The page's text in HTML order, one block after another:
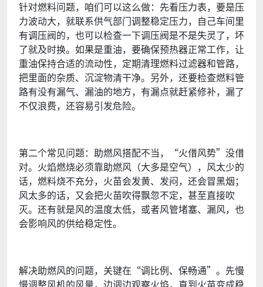
针对燃料问题，咱们可以这么做：先看压力表，要是压
力波动大，就联系供气部门调整稳定压力，自己车间里
有调压阀的，也可以检查一下调压阀是不是失灵了，坏
了就及时换。如果是重油，要确保预热器正常工作，让
重油保持合适的流动性，定期清理燃料过滤器和管路，
把里面的杂质、沉淀物清干净。另外，还要检查燃料管
路有没有漏气、漏油的地方，有漏点就赶紧修补，漏了
不仅浪费，还容易引发危险。
第二个常见问题：助燃风搭配不当，“火借风势”没借
对。火焰燃烧必须靠助燃风（大多是空气），风太少的
话，燃料烧不充分，火苗会发黄、发闷，还会冒黑烟；
风太多的话，又会把火苗吹得飘忽不定，甚至直接吹
灭。还有就是风的温度太低，或者风管堵塞、漏风，也
会影响风的供给稳定性。
解决助燃风的问题，关键在“调比例、保畅通”。先慢
慢调整风机的风量，边调边观察火焰，直到火苗变成稳